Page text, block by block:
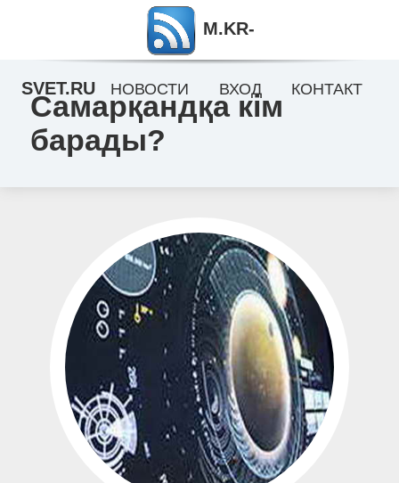
Самарқандқа кім
барады?
M.KR-
SVET.RU НОВОСТИ ВХОД КОНТАКТ